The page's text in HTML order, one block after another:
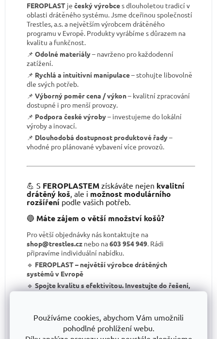
Používáme cookies, abychom Vám umožnili
pohodlné prohlížení webu.
FEROPLAST je český výrobces dlouholetou tradicí v
oblasti drátěného systému. Jsme dceřinou společností
Trestles, a.s. a největším výrobcem drátěného
programu v Evropě. Produkty vyrábíme s důrazem na
kvalitu a funkčnost.
📌 Odolné materiály– navrženo pro každodenní
zatížení.
📌 Rychlá a intuitivní manipulace– stohujte libovolně
dle svých potřeb.
📌 Výborný poměr cena / výkon– kvalitní zpracování
dostupné i pro menší provozy.
📌 Podpora české výroby– investujeme do lokální
výroby a inovací.
📌 Dlouhodobá dostupnost produktové řady–
vhodné pro plánované vybavení více provozů.
💪 S FEROPLASTEM získáváte nejen kvalitní
drátěný koš , ale i možnost modulárního
rozšíření podle vašich potřeb.
🔵 Máte zájem o větší množství košů?
Pro větší objednávky nás kontaktujte na
shop@trestles.cz nebo na603 954 949. Rádi
připravíme individuální nabídku.
🔹 FEROPLAST – největší výrobce drátěných
systémů v Evropě
🔹Spojte kvalitu s efektivitou. Investujte do řešení,
které obstojí – objednejte si robustní stohovatelný
Doplňkové parametry